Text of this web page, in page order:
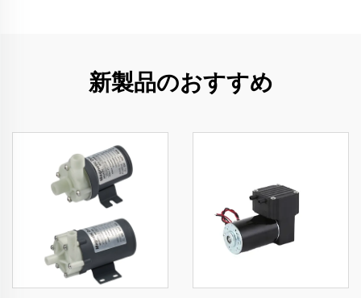
新製品のおすすめ